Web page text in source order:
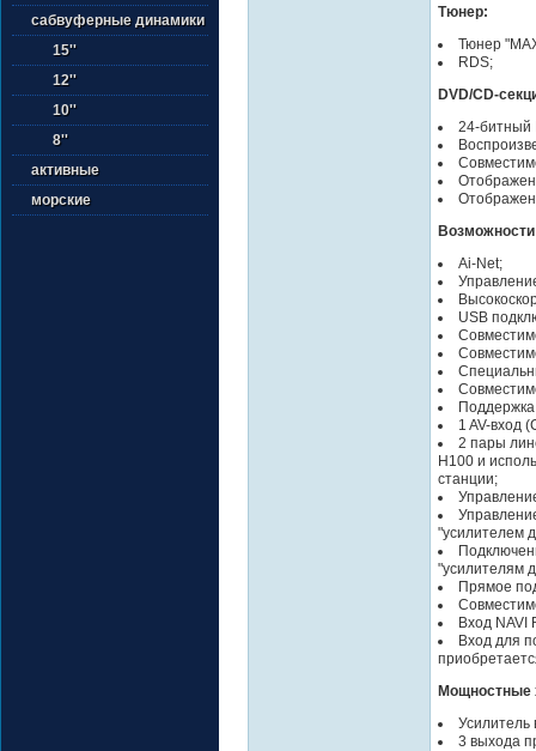
сабвуферные динамики
15''
12''
10''
8''
активные
морские
Тюнер:
Тюнер
RDS;
DVD/CD-
24-
Ai-Net;
USB
Поддержка
1 AV-вход
2 пары
H100 и
станции;
"усилителем
"усилителям
Прямое
Вход NAVI
Вход для
Мощностные
Усилитель
3 выхода